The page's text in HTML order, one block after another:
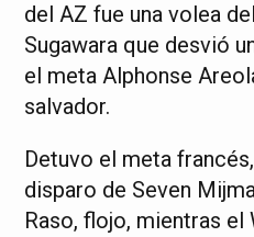
del AZ fue una volea
Sugawara que desvió
el meta Alphonse
salvador.
Detuvo el meta
disparo de Seven
Raso, flojo, mientras